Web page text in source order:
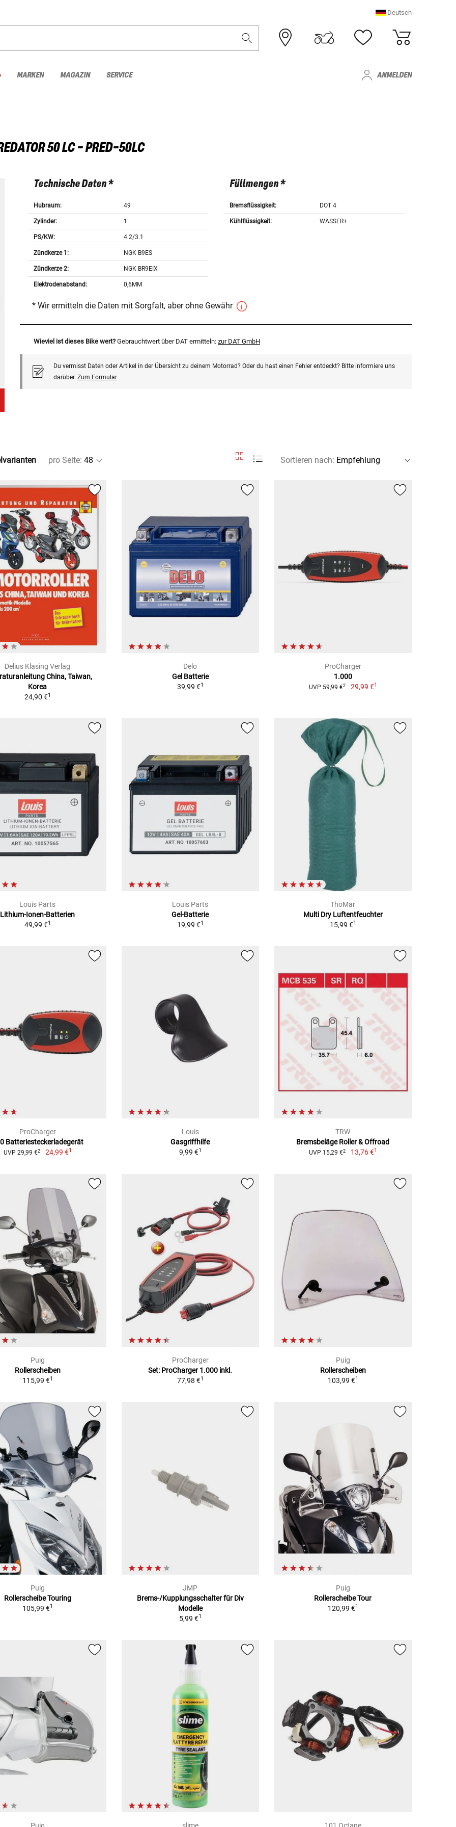
Deutsch
MARKEN MAGAZIN SERVICE ANMELDEN
50 LC - PRED-50LC
Technische Daten *
Hubraum: 49
Zylinder: 1
PS/KW: 4.2/3.1
Zündkerze 1: NGK B9ES
Zündkerze 2: NGK BR9EIX
Elektrodenabstand: 0,6MM
Füllmengen *
Bremsflüssigkeit: DOT 4
Kühlflüssigkeit: WASSER+
* Wir ermitteln die Daten mit Sorgfalt, aber ohne Gewähr
Wieviel ist dieses Bike wert? Gebrauchtwert über DAT ermitteln: zur DAT GmbH
Du vermisst Daten oder Artikel in der Übersicht zu deinem Motorrad? Oder du hast einen Fehler entdeckt? Bitte informiere uns
darüber. Zum Formular
pro Seite: Sortieren nach:
Delius Klasing Verlag
China, Taiwan,
Korea
24,90 €1
Delo
Gel Batterie
39,99 €1
ProCharger
1.000
UVP 59,99 €2 29,99 €1
Louis Parts
Lithium-Ionen-Batterien
49,99 €1
Louis Parts
Gel-Batterie
19,99 €1
ThoMar
Multi Dry Luftentfeuchter
15,99 €1
ProCharger
Batteriesteckerladegerät
UVP 29,99 €2 24,99 €1
Louis
Gasgriffhilfe
9,99 €1
TRW
Bremsbeläge Roller & Offroad
UVP 15,29 €2 13,76 €1
Puig
Rollerscheiben
115,99 €1
ProCharger
Set: ProCharger 1.000 inkl.
77,98 €1
Puig
Rollerscheiben
103,99 €1
Puig
Rollerscheibe Touring
105,99 €1
JMP
Brems-/Kupplungsschalter für Div
Modelle
5,99 €1
Puig
Rollerscheibe Tour
120,99 €1